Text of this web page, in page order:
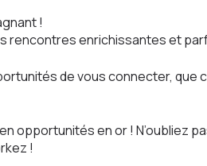
!
rencontres enrichissantes et
de vous connecter,
opportunités en or ! N’oubliez
!